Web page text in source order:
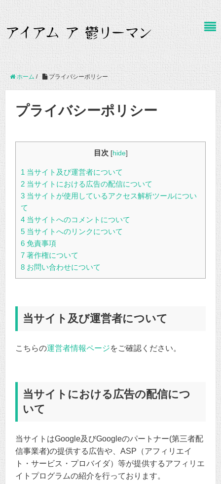
ホーム / プライバシーポリシー
プライバシーポリシー
目次 [hide]
1 当サイト及び運営者について
2 当サイトにおける広告の配信について
3 当サイトが使用しているアクセス解析ツールについ
て
4 当サイトへのコメントについて
5 当サイトへのリンクについて
6 免責事項
7 著作権について
8 お問い合わせについて
当サイト及び運営者について
こちらの運営者情報ページをご確認ください。
当サイトにおける広告の配信につ
いて
当サイトはGoogle及びGoogleのパートナー(第三者配
信事業者)の提供する広告や、ASP（アフィリエイ
ト・サービス・プロバイダ）等が提供するアフィリエ
イトプログラムの紹介を行っております。